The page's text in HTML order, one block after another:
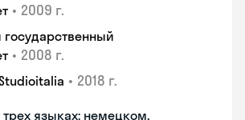
• 2009 г.
государственный
• 2008 г.
• 2018 г.
трех языках: немецком,